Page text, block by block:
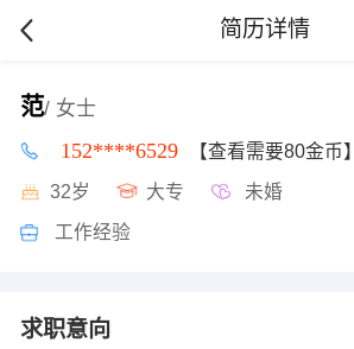
简历详情
范/ 女士
152****6529 【查看需要80金币】
32岁 大专 未婚
工作经验
求职意向